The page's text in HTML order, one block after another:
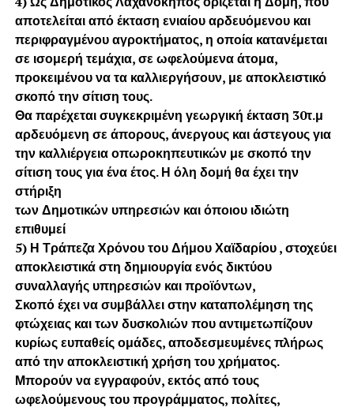
αποτελείται από έκταση ενιαίου αρδευόμενου και
περιφραγμένου αγροκτήματος, η οποία κατανέμεται
σε ισομερή τεμάχια, σε ωφελούμενα άτομα,
προκειμένου να τα καλλιεργήσουν, με αποκλειστικό
σκοπό την σίτιση τους.
Θα παρέχεται συγκεκριμένη γεωργική έκταση 30τ.μ
αρδευόμενη σε άπορους, άνεργους και άστεγους για
την καλλιέργεια οπωροκηπευτικών με σκοπό την
σίτιση τους για ένα έτος. Η όλη δομή θα έχει την
στήριξη
των Δημοτικών υπηρεσιών και όποιου ιδιώτη
επιθυμεί
5) Η Τράπεζα Χρόνου του Δήμου Χαϊδαρίου , στοχεύει
αποκλειστικά στη δημιουργία ενός δικτύου
συναλλαγής υπηρεσιών και προϊόντων,
Σκοπό έχει να συμβάλλει στην καταπολέμηση της
φτώχειας και των δυσκολιών που αντιμετωπίζουν
κυρίως ευπαθείς ομάδες, αποδεσμευμένες πλήρως
από την αποκλειστική χρήση του χρήματος.
Μπορούν να εγγραφούν, εκτός από τους
ωφελούμενους του προγράμματος, πολίτες,